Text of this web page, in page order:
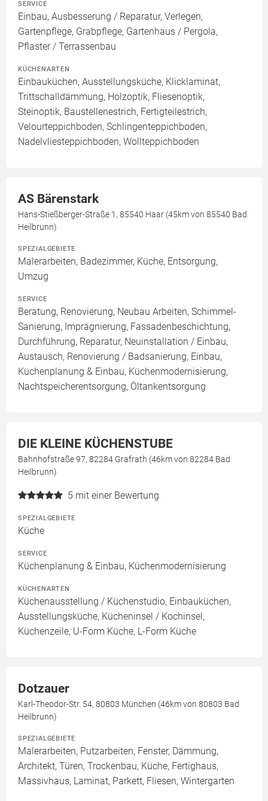
SERVICE
Einbau, Ausbesserung / Reparatur, Verlegen,
Gartenpflege, Grabpflege, Gartenhaus / Pergola,
Pflaster / Terrassenbau
KÜCHENARTEN
Einbauküchen, Ausstellungsküche, Klicklaminat,
Trittschalldämmung, Holzoptik, Fliesenoptik,
Steinoptik, Baustellenestrich, Fertigteilestrich,
Velourteppichboden, Schlingenteppichboden,
Nadelvliesteppichboden, Wollteppichboden
AS Bärenstark
Hans-Stießberger-Straße 1, 85540 Haar (45km von 85540 Bad
Heilbrunn)
SPEZIALGEBIETE
Malerarbeiten, Badezimmer, Küche, Entsorgung,
Umzug
SERVICE
Beratung, Renovierung, Neubau Arbeiten, Schimmel-
Sanierung, Imprägnierung, Fassadenbeschichtung,
Durchführung, Reparatur, Neuinstallation / Einbau,
Austausch, Renovierung / Badsanierung, Einbau,
Küchenplanung & Einbau, Küchenmodernisierung,
Nachtspeicherentsorgung, Öltankentsorgung
DIE KLEINE KÜCHENSTUBE
Bahnhofstraße 97, 82284 Grafrath (46km von 82284 Bad
Heilbrunn)
5 mit einer Bewertung
SPEZIALGEBIETE
Küche
SERVICE
Küchenplanung & Einbau, Küchenmodernisierung
KÜCHENARTEN
Küchenausstellung / Küchenstudio, Einbauküchen,
Ausstellungsküche, Kücheninsel / Kochinsel,
Küchenzeile, U-Form Küche, L-Form Küche
Dotzauer
Karl-Theodor-Str. 54, 80803 München (46km von 80803 Bad
Heilbrunn)
SPEZIALGEBIETE
Malerarbeiten, Putzarbeiten, Fenster, Dämmung,
Architekt, Türen, Trockenbau, Küche, Fertighaus,
Massivhaus, Laminat, Parkett, Fliesen, Wintergarten